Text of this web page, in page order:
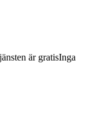
är gratisInga